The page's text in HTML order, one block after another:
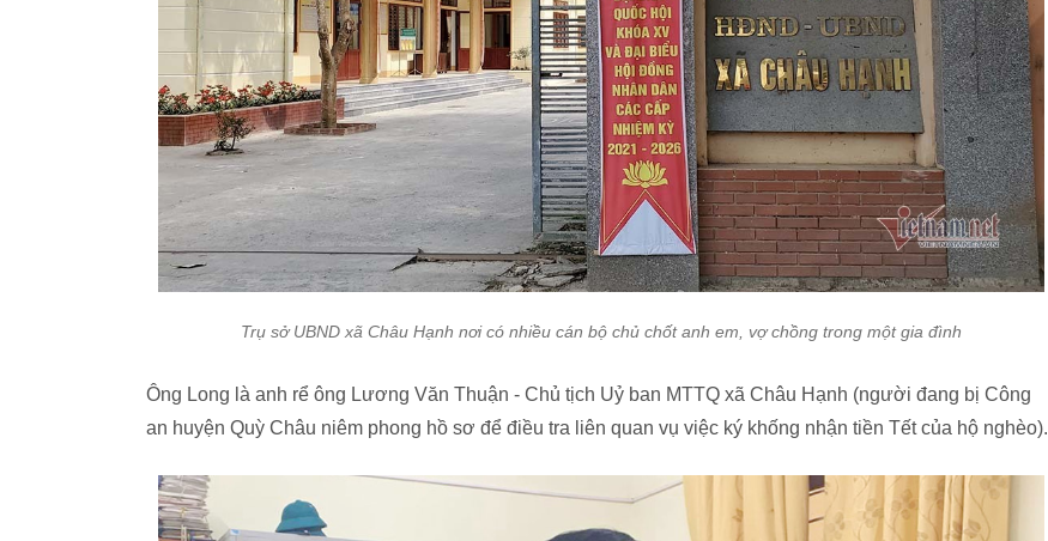
Trụ sở UBND xã Châu Hạnh nơi có nhiều cán bộ chủ chốt anh em, vợ chồng trong một gia đình
Ông Long là anh rể ông Lương Văn Thuận - Chủ tịch Uỷ ban MTTQ xã Châu Hạnh (người đang bị Công
an huyện Quỳ Châu niêm phong hồ sơ để điều tra liên quan vụ việc ký khống nhận tiền Tết của hộ nghèo).